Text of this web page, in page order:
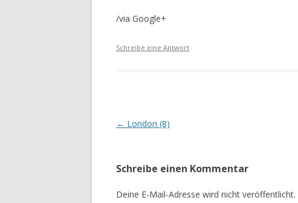
/via Google+
Schreibe eine Antwort
Beitrags-
← London (8)
Schreibe einen Kommentar
Deine E-Mail-Adresse wird nicht veröffentlicht.